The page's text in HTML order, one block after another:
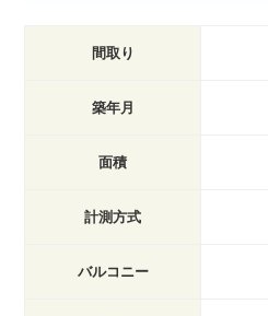
間取り
築年月
面積
計測方式
バルコニー